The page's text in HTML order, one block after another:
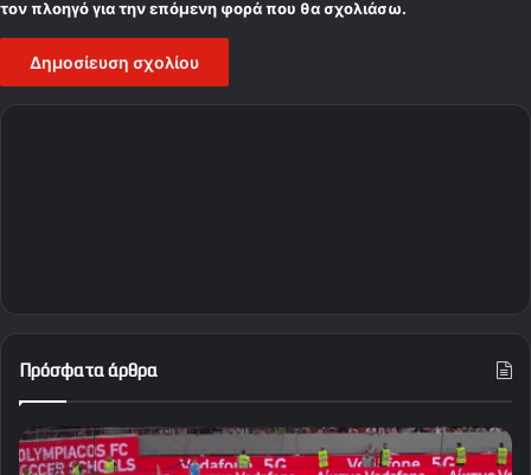
τον πλοηγό για την επόμενη φορά που θα σχολιάσω.
Πρόσφατα άρθρα